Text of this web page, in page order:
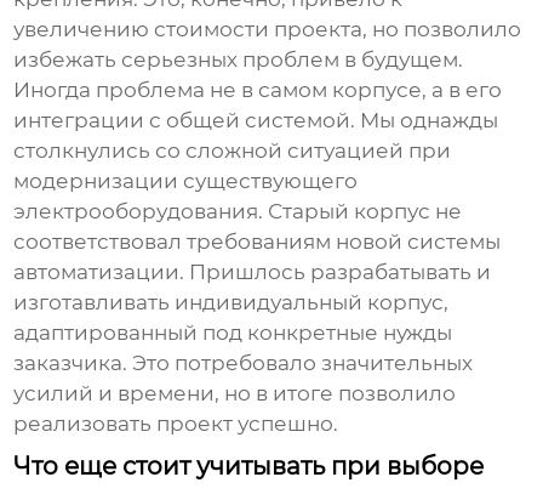
увеличению стоимости проекта, но позволило
избежать серьезных проблем в будущем.
Иногда проблема не в самом корпусе, а в его
интеграции с общей системой. Мы однажды
столкнулись со сложной ситуацией при
модернизации существующего
электрооборудования. Старый корпус не
соответствовал требованиям новой системы
автоматизации. Пришлось разрабатывать и
изготавливать индивидуальный корпус,
адаптированный под конкретные нужды
заказчика. Это потребовало значительных
усилий и времени, но в итоге позволило
реализовать проект успешно.
Что еще стоит учитывать при выборе